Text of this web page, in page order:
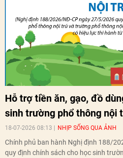
Hỗ trợ tiền ăn, gạo, đồ
sinh trường phổ thông nội
18-07-2026 08:13 NHỊP SỐNG QUA ẢNH
Chính phủ ban hành Nghị định 188/
quy định chính sách cho học sinh